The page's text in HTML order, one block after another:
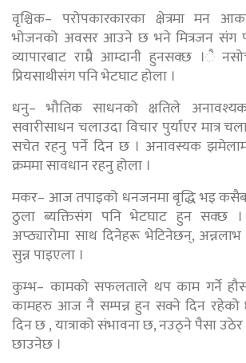
वृश्चिक– परोपकारकारका क्षेत्रमा मन
भोजनको अवसर आउने छ भने मित्रजन संग
व्यापारबाट राम्रै आम्दानी हुनसक्छ ।ै
प्रियसाथीसंग पनि भेटघाट होला ।
धनु– भौतिक साधनको क्षतिले
सवारीसाधन चलाउदा विचार पुर्याएर मात्र
सचेत रहनु पर्ने दिन छ । अनावस्यक झमेलामा
क्रममा सावधान रहनु होला ।
मकर– आज तपाइको धनजनमा बृद्धि भइ
ठुला ब्यक्तिसंग पनि भेटघाट हुन सक्छ
अप्ठ्यारोमा साथ दिनेहरू भेटिनेछन्,
सुन्न पाइएला ।
कुम्भ– कामको सफलताले थप काम गर्ने
कामहरु आज नै सम्पन्न हुन सक्ने दिन
दिन छ , यात्राको संभावना छ, नउठ्ने पैसा
छाउनेछ ।